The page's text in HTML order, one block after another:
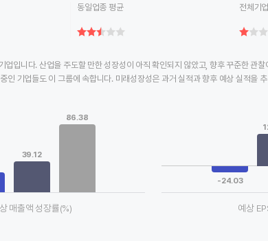
동일업종 평균 전체기
업입니다. 산업을 주도할 만한 성장성이 아직 확인되지 않았고, 향후 꾸준한 관찰
인 기업들도 이 그룹에 속합니다. 미래성장성은 과거 실적과 향후 예상 실적을
39.12
86.38
매출액 성장률(%)
View as data table,
The chart has 1 X axis
The chart has 1 Y axis
-24.03
예상